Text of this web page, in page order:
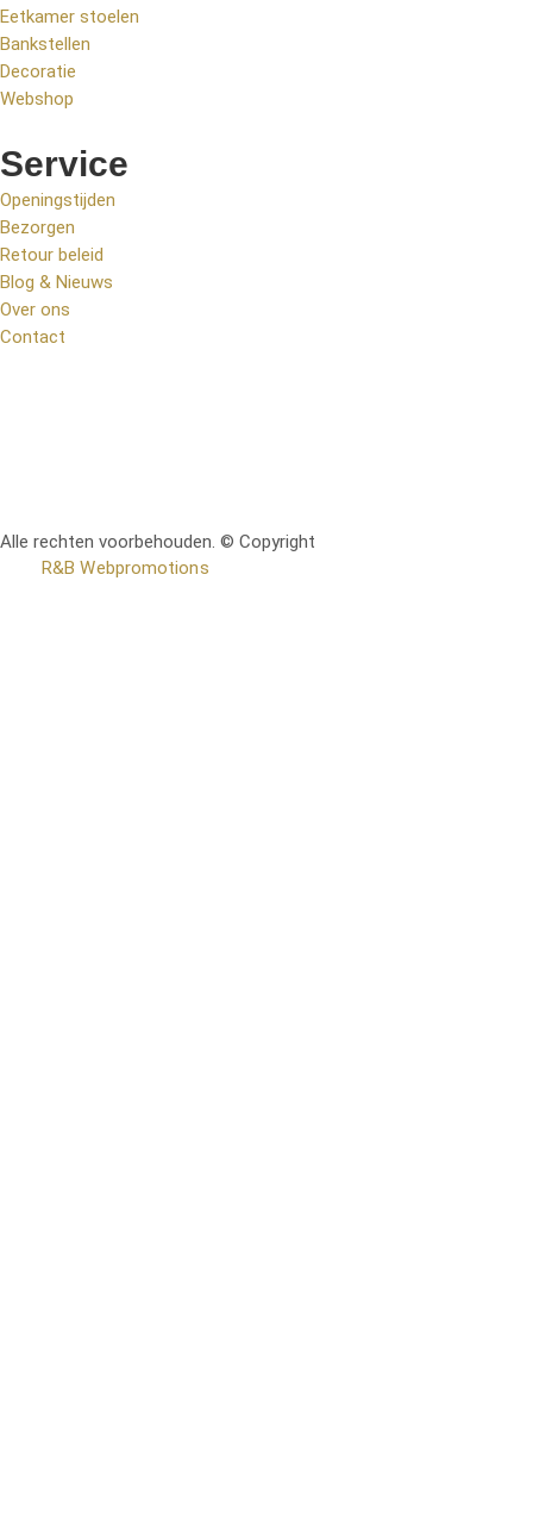
Eetkamer stoelen
Bankstellen
Decoratie
Webshop
Service
Openingstijden
Bezorgen
Retour beleid
Blog & Nieuws
Over ons
Contact
Alle rechten voorbehouden. © Copyright
R&B Webpromotions